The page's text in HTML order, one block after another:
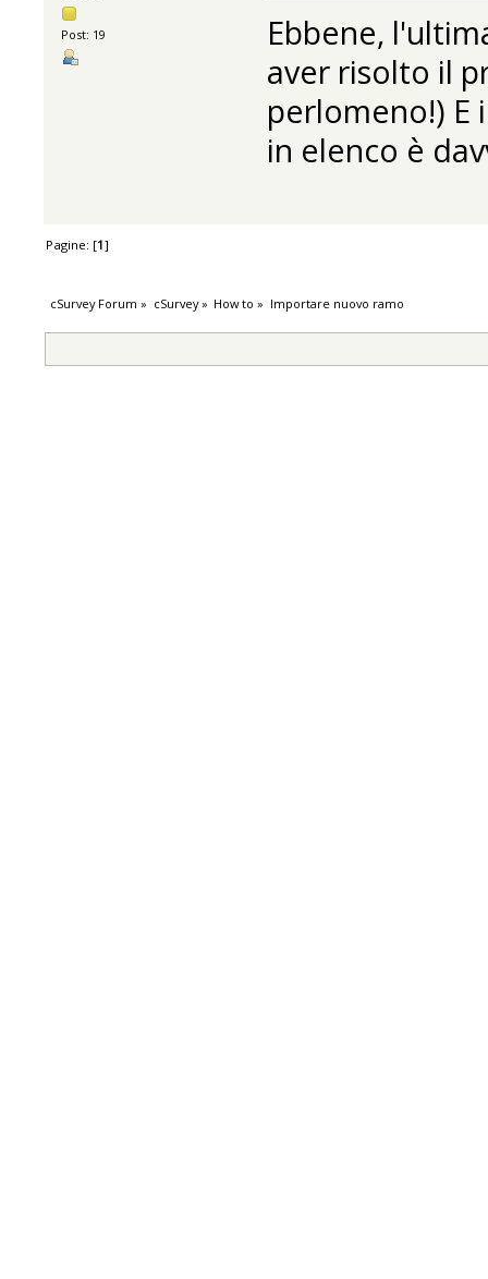
Post: 19
Ebbene,
aver risolto il
perlomeno!)
in elenco è
Pagine: [1]
cSurvey Forum » cSurvey» How to » Importare nuovo ramo